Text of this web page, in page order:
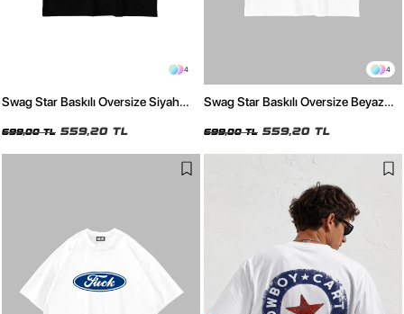
4
Swag Star Baskılı Oversize Siyah
699,00 TL 559,20 TL
4
Swag Star Baskılı Oversize Beyaz
699,00 TL 559,20 TL